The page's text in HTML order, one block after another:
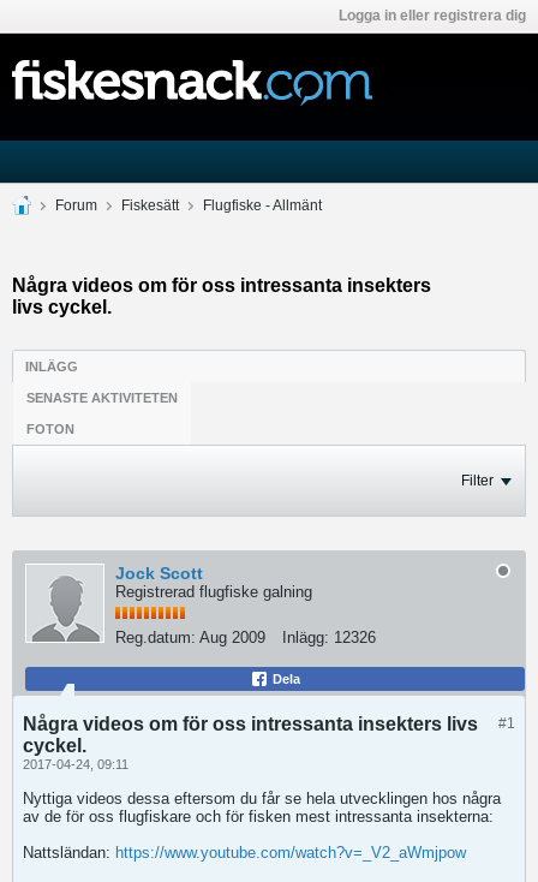
Logga in eller registrera dig
Forum Fiskesätt Flugfiske - Allmänt
Några videos om för oss intressanta insekters
livs cyckel.
INLÄGG
SENASTE AKTIVITETEN
FOTON
Filter
Jock Scott
Registrerad flugfiske galning
Reg.datum: Aug 2009 Inlägg: 12326
Dela
#1
Några videos om för oss intressanta insekters livs
cyckel.
2017-04-24, 09:11
Nyttiga videos dessa eftersom du får se hela utvecklingen hos några
av de för oss flugfiskare och för fisken mest intressanta insekterna:
Nattsländan: https://www.youtube.com/watch?v=_V2_aWmjpow